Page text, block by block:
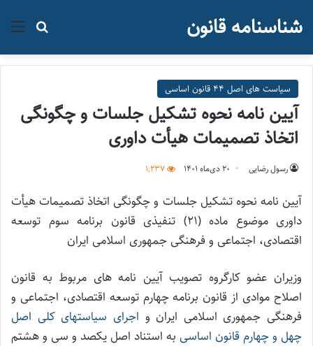
جستجو شناسنامه قانون
سیاست های اصل 44 قانون اساسی
آیین نامه نحوه تشکیل جلسات و چگونگی
اتخاذ تصمیمات هیأت داوری
رسول رضایی ۲۰ دی‌ماه ۱۴۰۱ 1,237
آیین نامه نحوه تشکیل جلسات و چگونگی اتخاذ تصمیمات هیأت
داوری موضوع ماده (۲۱) تنفیذی قانون برنامه سوم توسعه
اقتصادی، اجتماعی و فرهنگی جمهوری اسلامی ایران
وزیران عضو کارگروه تصویب آیین نامه های مربوط به قانون
اصلاح موادی از قانون برنامه چهارم توسعه اقتصادی، اجتماعی و
فرهنگی جمهوری اسلامی ایران و اجرای سیاستهای کلی اصل
چهل و چهارم قانون اساسی به استناد اصل یکصد و سی و هشتم